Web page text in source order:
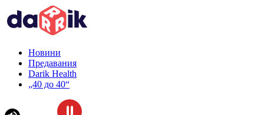
Новини
Предавания
Darik Health
„40 до 40“